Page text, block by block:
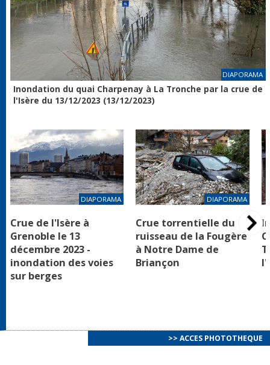
DIAPORAMA
Inondation du quai Charpenay à La Tronche par la crue de
l'Isère du 13/12/2023 (13/12/2023)
DIAPORAMA
Crue de l'Isère à
Grenoble le 13
décembre 2023 -
inondation des voies
sur berges
DIAPORAMA
Crue torrentielle du
ruisseau de la Fougère
à Notre Dame de
Briançon
>> ACCES PHOTOTHEQUE